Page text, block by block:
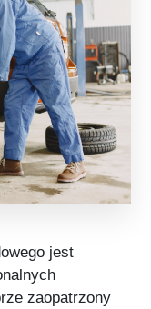
jest
zaopatrzony